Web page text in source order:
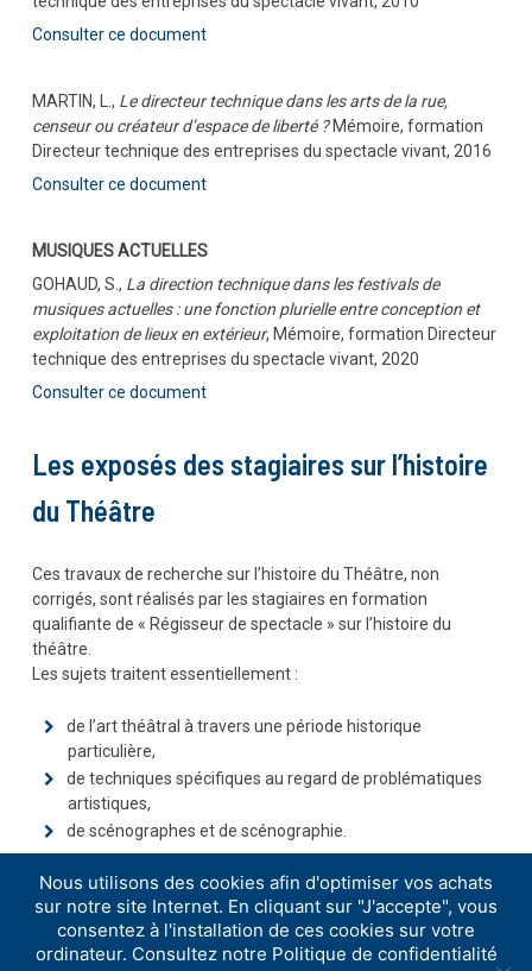
Consulter ce document
MARTIN, L., Le directeur technique dans les arts de la rue,
censeur ou créateur d’espace de liberté ?Mémoire, formation
Directeur technique des entreprises du spectacle vivant, 2016
Consulter ce document
MUSIQUES ACTUELLES
GOHAUD, S., La direction technique dans les festivals de
musiques actuelles : une fonction plurielle entre conception et
exploitation de lieux en extérieur, Mémoire, formation Directeur
technique des entreprises du spectacle vivant, 2020
Consulter ce document
Les exposés des stagiaires sur l’histoire
du Théâtre
Ces travaux de recherche sur l’histoire du Théâtre, non
corrigés, sont réalisés par les stagiaires en formation
qualifiante de « Régisseur de spectacle » sur l’histoire du
théâtre.
Les sujets traitent essentiellement :
de l’art théâtral à travers une période historique
particulière,
de techniques spécifiques au regard de problématiques
artistiques,
de scénographes et de scénographie.
Nous utilisons des cookies afin d'optimiser vos achats
sur notre site Internet. En cliquant sur "J'accepte", vous
consentez à l'installation de ces cookies sur votre
ordinateur. Consultez notre Politique de confidentialité